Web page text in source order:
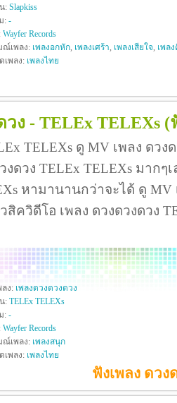
: Slapkiss
: -
Wayfer Records
ณ์เพลง: เพลงอกหัก, เพลงเศร้า, เพลงเสียใจ, เพล
เพลง: เพลงไทย
ง - TELEx TELEXs (
TELEXs ดู MV เพลง ดวง
งดวง TELEx TELEXs มากๆ
หามานานกว่าจะได้ ดู MV
สิควิดีโอ เพลง ดวงดวงดวง
ลง: เพลงดวงดวงดวง
: TELEx TELEXs
: -
Wayfer Records
ณ์เพลง: เพลงสนุก
เพลง: เพลงไทย
ฟังเพลง ดวง